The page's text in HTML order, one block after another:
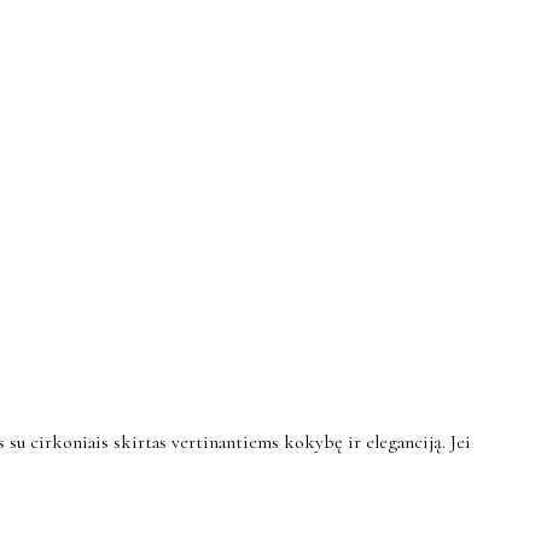
su cirkoniais skirtas vertinantiems kokybę ir eleganciją. Jei